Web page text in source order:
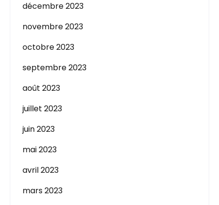
décembre 2023
novembre 2023
octobre 2023
septembre 2023
août 2023
juillet 2023
juin 2023
mai 2023
avril 2023
mars 2023